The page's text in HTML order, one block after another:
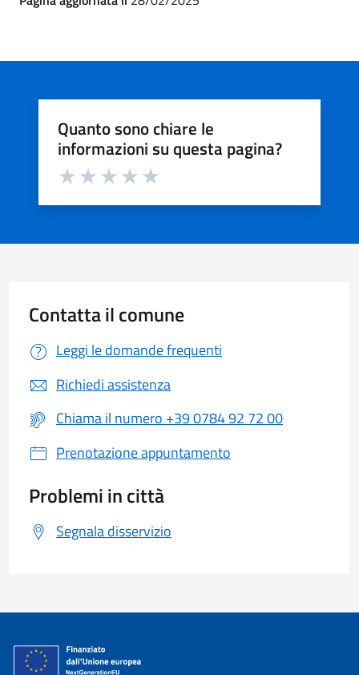
Quanto sono chiare le
informazioni su questa pagina?
Valuta da 1 a 5 stelle la pagina
Contatta il comune
Leggi le domande frequenti
Richiedi assistenza
Chiama il numero +39 0784 92 72 00
Prenotazione appuntamento
Problemi in città
Segnala disservizio